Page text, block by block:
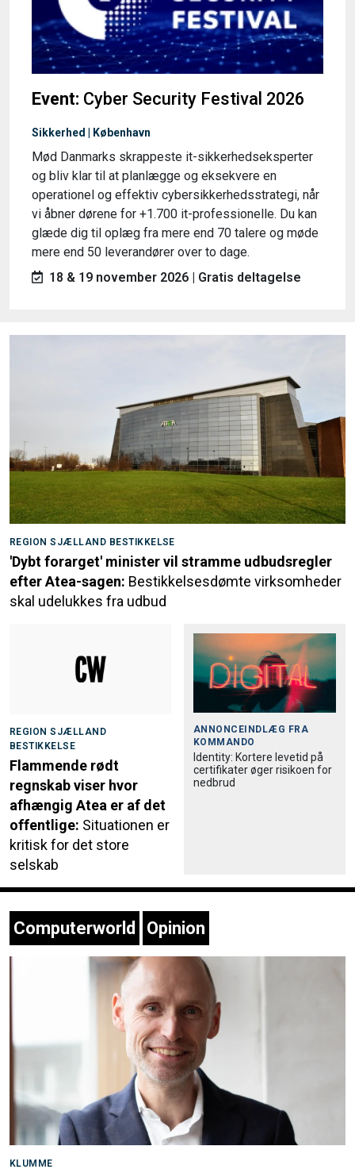
Event: Cyber Security Festival 2026
Sikkerhed | København
Mød Danmarks skrappeste it-sikkerhedseksperter
og bliv klar til at planlægge og eksekvere en
operationel og effektiv cybersikkerhedsstrategi, når
vi åbner dørene for +1.700 it-professionelle. Du kan
glæde dig til oplæg fra mere end 70 talere og møde
mere end 50 leverandører over to dage.
18 & 19 november 2026 | Gratis deltagelse
REGION SJÆLLAND BESTIKKELSE
'Dybt forarget' minister vil stramme udbudsregler
efter Atea-sagen: Bestikkelsesdømte virksomheder
skal udelukkes fra udbud
REGION SJÆLLAND
BESTIKKELSE
Flammende rødt
regnskab viser hvor
afhængig Atea er af det
offentlige: Situationen er
kritisk for det store
selskab
ANNONCEINDLÆG FRA
KOMMANDO
Identity: Kortere levetid på
certifikater øger risikoen for
nedbrud
Computerworld Opinion
KLUMME